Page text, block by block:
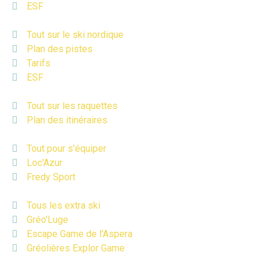
ESF
Tout sur le ski nordique
Plan des pistes
Tarifs
ESF
Tout sur les raquettes
Plan des itinéraires
Tout pour s'équiper
Loc'Azur
Fredy Sport
Tous les extra ski
Gréo'Luge
Escape Game de l'Aspera
Gréolières Explor Game